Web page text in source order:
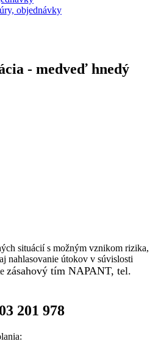
objednávky
- medveď hnedý
situácií s možným vznikom rizika,
nahlasovanie útokov v súvislosti
zásahový tím NAPANT, tel.
201 978